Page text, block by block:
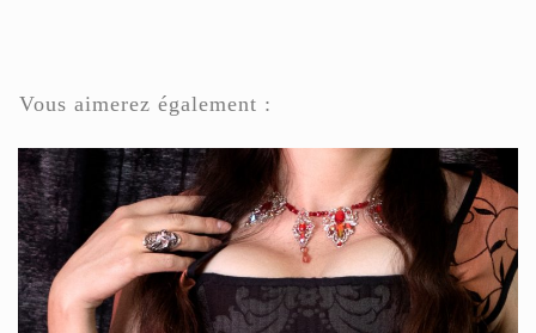
Vous aimerez également :